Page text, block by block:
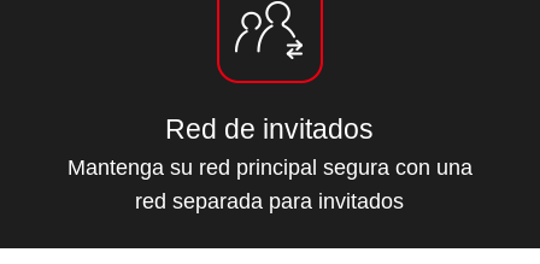
Red de invitados
Mantenga su red principal segura con una
red separada para invitados